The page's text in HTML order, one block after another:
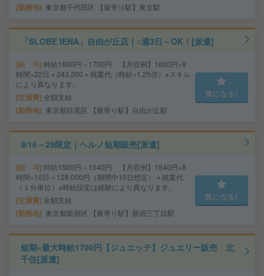
勤務地 東京都千代田区 【最寄り駅】東京駅
「SLOBE IENA」自由が丘店｜○週3日～OK！[派遣]
給 与 時給1600円～1700円 【月収例】1600円×8
時間×22日＝243,200＋残業代（時給×1.25倍）※スキル
により異なります。
交通費 全額支給
勤務地 東京都目黒区 【最寄り駅】自由が丘駅
気になる!
9/16～29限定｜ヘルノ短期販売[派遣]
給 与 時給1500円～1540円 【月収例】1540円×8
時間×10日＝128,000円（期間中10日想定）＋残業代
（１分単位）※時給設定は経験により異なります。
交通費 全額支給
勤務地 東京都新宿区 【最寄り駅】新宿三丁目駅
気になる!
短期×最大時給1700円【ジュエッテ】ジュエリー販売 北
千住[派遣]